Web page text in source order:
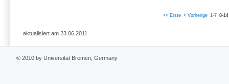
<< Erste < Vorherige 1-7 8-14
aktualisiert am 23.06.2011
© 2010 by Universität Bremen, Germany